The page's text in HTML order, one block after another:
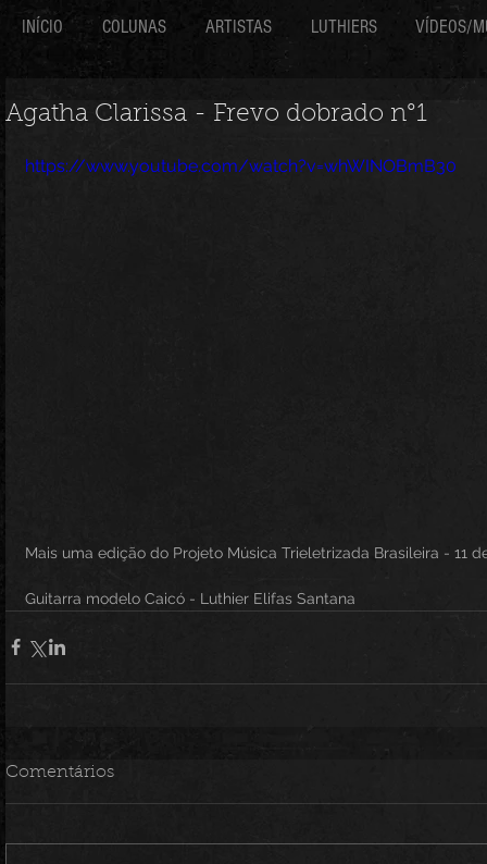
INÍCIO COLUNAS ARTISTAS LUTHIERS VÍDEOS/
Agatha Clarissa - Frevo dobrado n°1
https://www.youtube.com/watch?v=whWINOBmB30
Mais uma edição do Projeto Música Trieletrizada Brasileira - 11
Guitarra modelo Caicó - Luthier Elifas Santana
Comentários